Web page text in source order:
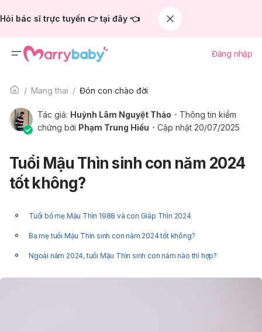
Hỏi bác sĩ trực tuyến 👉 tại đây 👈
Đăng nhập
Mang thai Đón con chào đời
Tác giả: Huỳnh Lâm Nguyệt Thảo
Thông tin kiểm
chứng bởi Phạm Trung Hiếu Cập nhật 20/07/2025
Tuổi Mậu Thìn sinh con năm 2024
tốt không?
Tuổi bố mẹ Mậu Thìn 1988 và con Giáp Thìn 2024
Ba mẹ tuổi Mậu Thìn sinh con năm 2024 tốt không?
Ngoài năm 2024, tuổi Mậu Thìn sinh con năm nào thì hợp?